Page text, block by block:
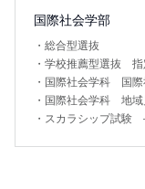
国際社会学部
・ 総合型選抜
・ 学校推薦型選抜 指
・ 国際社会学科 国
・ 国際社会学科 地
・ スカラシップ試験